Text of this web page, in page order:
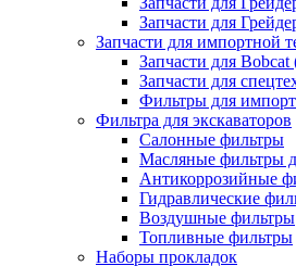
Запчасти для
Запчасти для импортной
Запчасти для Bobcat
Запчасти для
Фильтры для
Фильтра для экскаваторов
Салонные фильтры
Масляные фильтры
Антикоррозийные
Гидравлические
Воздушные фильтры
Топливные фильтры
Наборы прокладок